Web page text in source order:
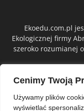
Cenimy Twoją
Używamy plików
wyświetlać
Ekoedu.com.pl
Ekologicznej firmy
szeroko rozumianej